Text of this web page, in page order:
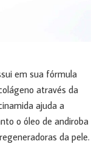
em sua fórmula
através da
ajuda a
o óleo de andiroba
da pele.